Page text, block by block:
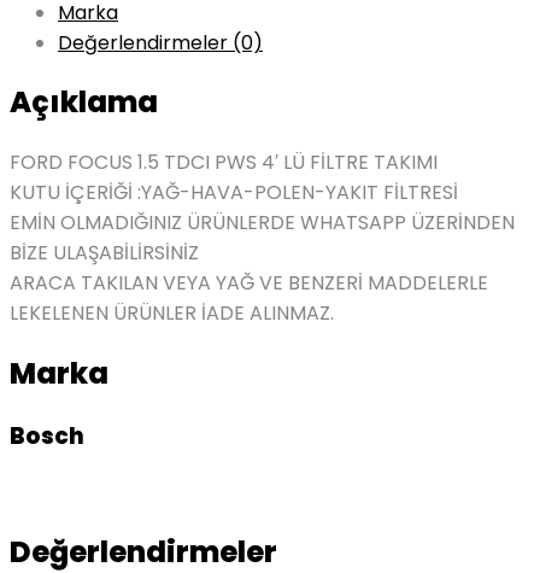
Marka
Değerlendirmeler (0)
Açıklama
FORD FOCUS 1.5 TDCI PWS 4′ LÜ FİLTRE TAKIMI
KUTU İÇERİĞİ :YAĞ-HAVA-POLEN-YAKIT FİLTRESİ
EMİN OLMADIĞINIZ ÜRÜNLERDE WHATSAPP ÜZERİNDEN
BİZE ULAŞABİLİRSİNİZ
ARACA TAKILAN VEYA YAĞ VE BENZERİ MADDELERLE
LEKELENEN ÜRÜNLER İADE ALINMAZ.
Marka
Bosch
Değerlendirmeler